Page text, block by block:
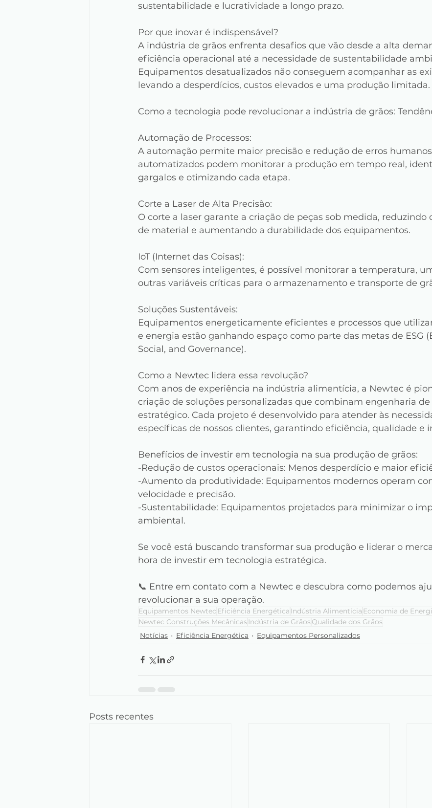
sustentabilidade e lucratividade a longo prazo.
Por que inovar é indispensável?
A indústria de grãos enfrenta desafios que vão desde a alta
eficiência operacional até a necessidade de sustentabilidade
Equipamentos desatualizados não conseguem acompanhar as
levando a desperdícios, custos elevados e uma produção limitada.
Como a tecnologia pode revolucionar a indústria de grãos:
Automação de Processos:
A automação permite maior precisão e redução de erros
automatizados podem monitorar a produção em tempo real,
gargalos e otimizando cada etapa.
Corte a Laser de Alta Precisão:
O corte a laser garante a criação de peças sob medida, reduzindo
de material e aumentando a durabilidade dos equipamentos.
IoT (Internet das Coisas):
Com sensores inteligentes, é possível monitorar a temperatura,
outras variáveis críticas para o armazenamento e transporte de
Soluções Sustentáveis:
Equipamentos energeticamente eficientes e processos que
e energia estão ganhando espaço como parte das metas de ESG
Social, and Governance).
Como a Newtec lidera essa revolução?
Com anos de experiência na indústria alimentícia, a Newtec é
criação de soluções personalizadas que combinam engenharia
estratégico. Cada projeto é desenvolvido para atender às
específicas de nossos clientes, garantindo eficiência, qualidade e
Benefícios de investir em tecnologia na sua produção de grãos:
-Redução de custos operacionais: Menos desperdício e maior
-Aumento da produtividade: Equipamentos modernos operam
velocidade e precisão.
-Sustentabilidade: Equipamentos projetados para minimizar o
ambiental.
Se você está buscando transformar sua produção e liderar o
hora de investir em tecnologia estratégica.
📞 Entre em contato com a Newtec e descubra como podemos
revolucionar a sua operação.
Equipamentos Newtec Eficiência Energética Indústria Alimentícia Economia de
Newtec Construções Mecânicas Indústria de Grãos Qualidade dos Grãos
Notícias
Eficiência Energética Equipamentos Personalizados
Posts recentes